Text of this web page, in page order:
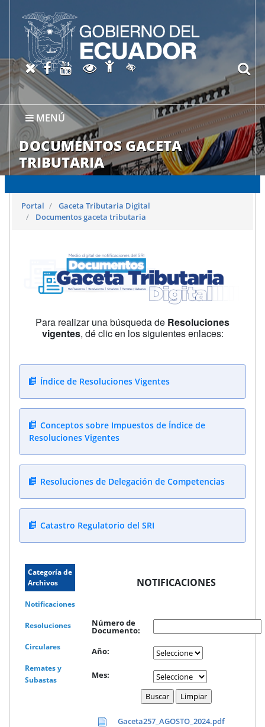
MENÚ
DOCUMENTOS GACETA
TRIBUTARIA
X oficial del SRI
Facebook oficial SRI
Canal del SRI en YouTube
Abrir página de
Abrir página de
Activar/quitar contraste
Portal
Gaceta Tributaria Digital
Documentos gaceta tributaria
Para realizar una búsqueda de Resoluciones
vigentes, dé clic en los siguientes enlaces:
Índice de Resoluciones Vigentes
Conceptos sobre Impuestos de Índice de
Resoluciones Vigentes
Resoluciones de Delegación de Competencias
Catastro Regulatorio del SRI
Categoría de
Archivos
Notificaciones
Resoluciones
Circulares
Remates y
Subastas
NOTIFICACIONES
Número de
Documento:
Año:
Mes:
Gaceta257_AGOSTO_2024.pdf